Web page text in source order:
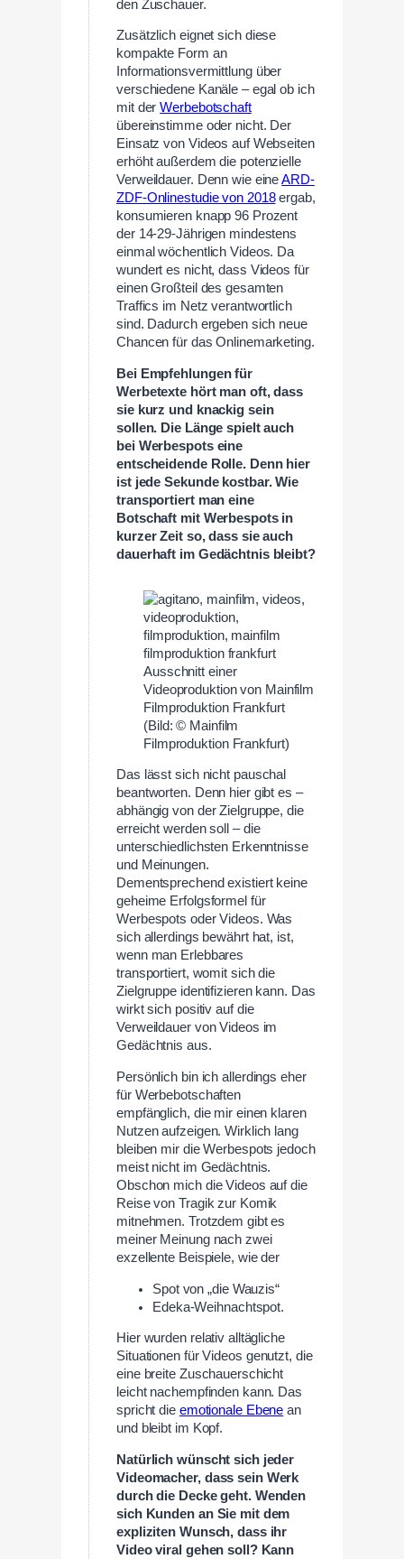
den Zuschauer.
Zusätzlich eignet sich diese
kompakte Form an
Informationsvermittlung über
verschiedene Kanäle – egal ob ich
mit derWerbebotschaft
übereinstimme oder nicht. Der
Einsatz von Videos auf Webseiten
erhöht außerdem die potenzielle
Verweildauer. Denn wie eineARD-
ZDF-Onlinestudie von 2018ergab,
konsumieren knapp 96 Prozent
der 14-29-Jährigen mindestens
einmal wöchentlich Videos. Da
wundert es nicht, dass Videos für
einen Großteil des gesamten
Traffics im Netz verantwortlich
sind. Dadurch ergeben sich neue
Chancen für das Onlinemarketing.
Bei Empfehlungen für
Werbetexte hört man oft, dass
sie kurz und knackig sein
sollen. Die Länge spielt auch
bei Werbespots eine
entscheidende Rolle. Denn hier
ist jede Sekunde kostbar. Wie
transportiert man eine
Botschaft mit Werbespots in
kurzer Zeit so, dass sie auch
dauerhaft im Gedächtnis bleibt?
Ausschnitt einer
Videoproduktion von Mainfilm
Filmproduktion Frankfurt
(Bild: © Mainfilm
Filmproduktion Frankfurt)
Das lässt sich nicht pauschal
beantworten. Denn hier gibt es –
abhängig von der Zielgruppe, die
erreicht werden soll – die
unterschiedlichsten Erkenntnisse
und Meinungen.
Dementsprechend existiert keine
geheime Erfolgsformel für
Werbespots oder Videos. Was
sich allerdings bewährt hat, ist,
wenn man Erlebbares
transportiert, womit sich die
Zielgruppe identifizieren kann. Das
wirkt sich positiv auf die
Verweildauer von Videos im
Gedächtnis aus.
Persönlich bin ich allerdings eher
für Werbebotschaften
empfänglich, die mir einen klaren
Nutzen aufzeigen. Wirklich lang
bleiben mir die Werbespots jedoch
meist nicht im Gedächtnis.
Obschon mich die Videos auf die
Reise von Tragik zur Komik
mitnehmen. Trotzdem gibt es
meiner Meinung nach zwei
exzellente Beispiele, wie der
Spot von „die Wauzis“
Edeka-Weihnachtspot.
Hier wurden relativ alltägliche
Situationen für Videos genutzt, die
eine breite Zuschauerschicht
leicht nachempfinden kann. Das
spricht die emotionale Ebene an
und bleibt im Kopf.
Natürlich wünscht sich jeder
Videomacher, dass sein Werk
durch die Decke geht. Wenden
sich Kunden an Sie mit dem
expliziten Wunsch, dass ihr
Video viral gehen soll? Kann